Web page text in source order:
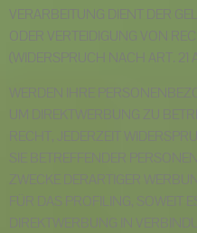
VERARBEITUNG DIENT DER
ODER VERTEIDIGUNG VON
(WIDERSPRUCH NACH ART. 21
WERDEN IHRE
UM DIREKTWERBUNG ZU
RECHT, JEDERZEIT
SIE BETREFFENDER
ZWECKE DERARTIGER
FÜR DAS PROFILING, SOWEIT
DIREKTWERBUNG IN